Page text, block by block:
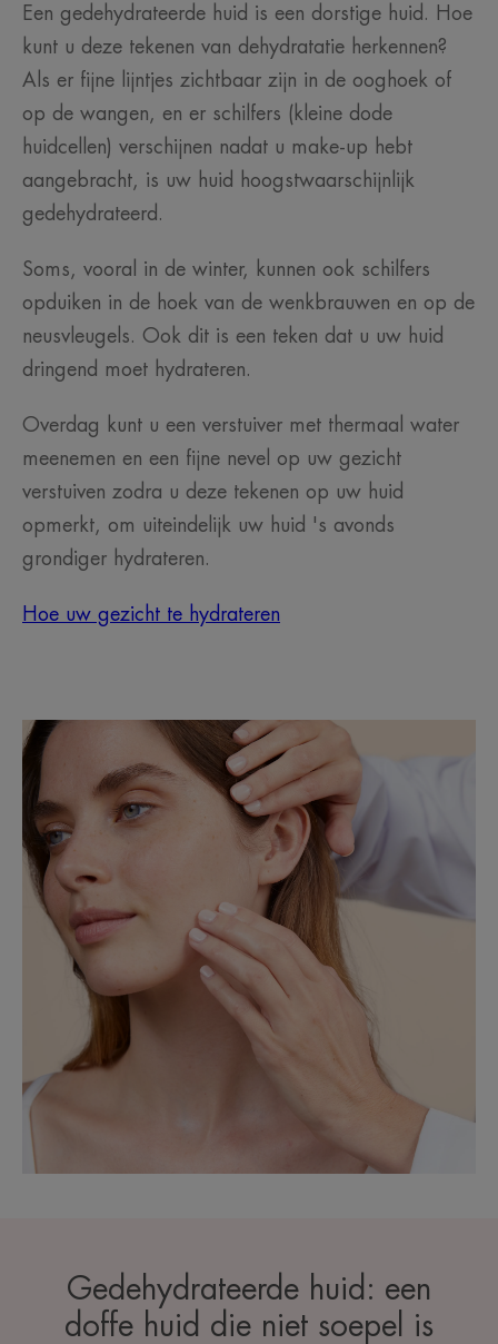
Een gedehydrateerde huid is een dorstige huid. Hoe
kunt u deze tekenen van dehydratatie herkennen?
Als er fijne lijntjes zichtbaar zijn in de ooghoek of
op de wangen, en er schilfers (kleine dode
huidcellen) verschijnen nadat u make-up hebt
aangebracht, is uw huid hoogstwaarschijnlijk
gedehydrateerd.
Soms, vooral in de winter, kunnen ook schilfers
opduiken in de hoek van de wenkbrauwen en op de
neusvleugels. Ook dit is een teken dat u uw huid
dringend moet hydrateren.
Overdag kunt u een verstuiver met thermaal water
meenemen en een fijne nevel op uw gezicht
verstuiven zodra u deze tekenen op uw huid
opmerkt, om uiteindelijk uw huid 's avonds
grondiger hydrateren.
Hoe uw gezicht te hydrateren
Gedehydrateerde huid: een
doffe huid die niet soepel is